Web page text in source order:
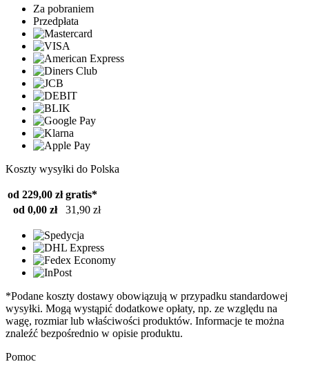
Za pobraniem
Przedpłata
Koszty wysyłki do Polska
od 229,00 zł gratis*
od 0,00 zł
31,90 zł
*Podane koszty dostawy obowiązują w przypadku standardowej
wysyłki. Mogą wystąpić dodatkowe opłaty, np. ze względu na
wagę, rozmiar lub właściwości produktów. Informacje te można
znaleźć bezpośrednio w opisie produktu.
Pomoc